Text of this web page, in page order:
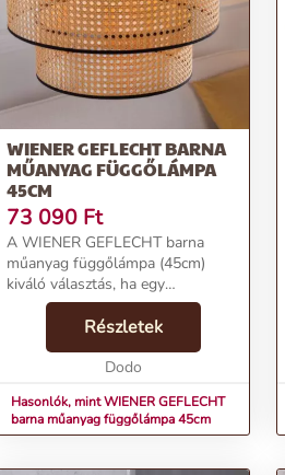
WIENER GEFLECHT BARNA
MŰANYAG FÜGGŐLÁMPA
45CM
73 090 Ft
A WIENER GEFLECHT barna
műanyag függőlámpa (45cm)
kiváló választás, ha egy
természetes stílusú, elegáns
függőlámpát keresel.A
függőlámpa lámpabúrája
műanyagból (wiener geflecht)
Részletek
Dodo
Hasonlók, mint WIENER GEFLECHT
barna műanyag függőlámpa 45cm